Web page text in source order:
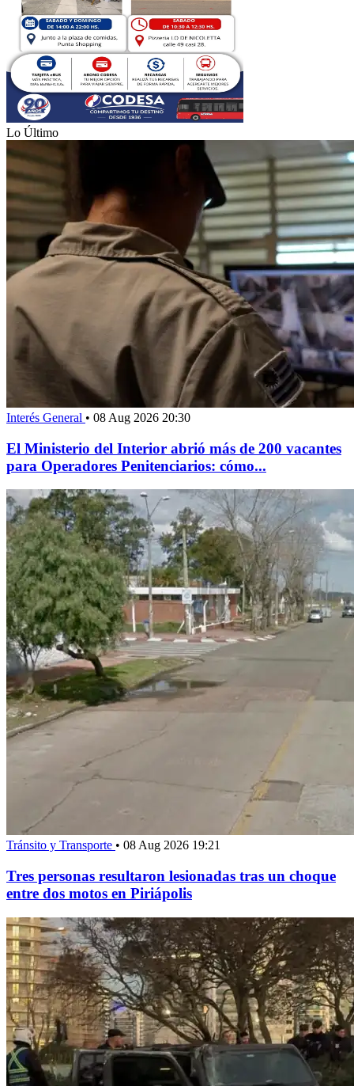
Lo Último
Interés General • 08 Aug 2026 20:30
El Ministerio del Interior abrió más de 200 vacantes
para Operadores Penitenciarios: cómo...
Tránsito y Transporte • 08 Aug 2026 19:21
Tres personas resultaron lesionadas tras un choque
entre dos motos en Piriápolis